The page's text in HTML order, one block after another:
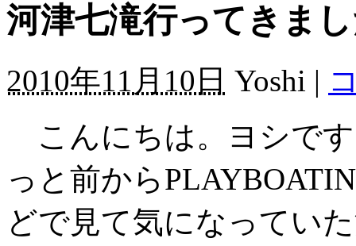
河津七滝行ってきま
2010年11月10日 Yoshi |
こんにちは。ヨシで
っと前から
どで見て気になってい